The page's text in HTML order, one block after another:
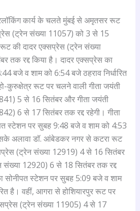
कार्य के चलते मुंबई से अमृतसर रूट
(ट्रेन संख्या 11057) को 3 से 15
की दादर एक्सप्रेस (ट्रेन संख्या
तक रद्द किया है। दादर एक्सप्रेस का
बजे व शाम को 6:54 बजे ठहराव निर्धारित
कुरुक्षेत्र रूट पर चलने वाली गीता जयंती
5 से 16 सितंबर और गीता जयंती
6 से 17 सितंबर तक रद्द रहेगी। गीता
स्टेशन पर सुबह 9:48 बजे व शाम को 4:53
अलावा डॉ. आंबेडकर नगर से कटरा रूट
(ट्रेन संख्या 12919) 4 से 16 सितंबर
12920) 6 से 18 सितंबर तक रद्द
सोनीपत स्टेशन पर सुबह 5:09 बजे व शाम
है। वहीं, आगरा से होशियारपुर रूट पर
(ट्रेन संख्या 11905) 4 से 17